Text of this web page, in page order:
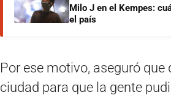
Milo J en el Kempes:
el país
Por ese motivo, aseguró
ciudad para que la gente